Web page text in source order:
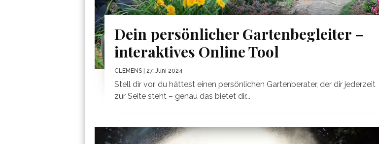
Dein persönlicher Gartenbegleiter –
interaktives Online Tool
CLEMENS | 27. Juni 2024
Stell dir vor, du hättest einen persönlichen Gartenberater, der dir jederzeit
zur Seite steht – genau das bietet dir...